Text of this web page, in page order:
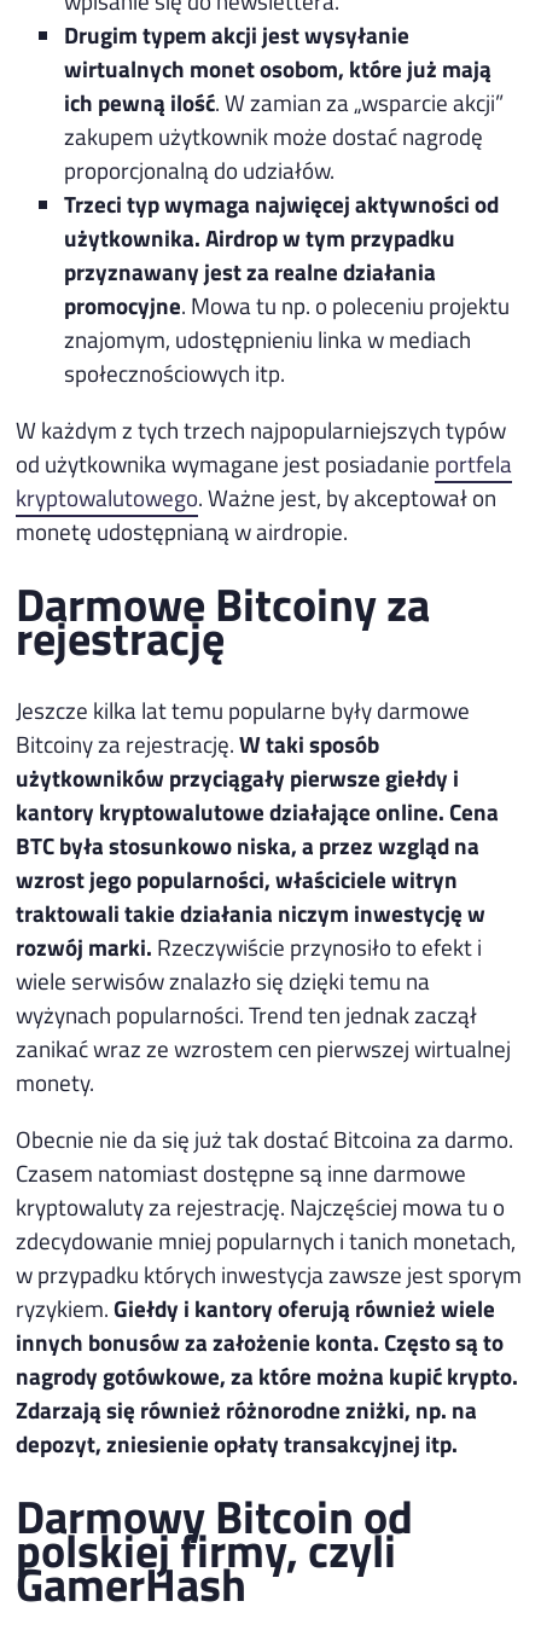
Drugim typem akcji jest wysyłanie
wirtualnych monet osobom, które już mają
ich pewną ilość. W zamian za „wsparcie akcji”
zakupem użytkownik może dostać nagrodę
proporcjonalną do udziałów.
Trzeci typ wymaga najwięcej aktywności od
użytkownika. Airdrop w tym przypadku
przyznawany jest za realne działania
promocyjne. Mowa tu np. o poleceniu projektu
znajomym, udostępnieniu linka w mediach
społecznościowych itp.
W każdym z tych trzech najpopularniejszych typów
od użytkownika wymagane jest posiadanie portfela
kryptowalutowego. Ważne jest, by akceptował on
monetę udostępnianą w airdropie.
Darmowe Bitcoiny za
rejestrację
Jeszcze kilka lat temu popularne były darmowe
Bitcoiny za rejestrację.W taki sposób
użytkowników przyciągały pierwsze giełdy i
kantory kryptowalutowe działające online. Cena
BTC była stosunkowo niska, a przez wzgląd na
wzrost jego popularności, właściciele witryn
traktowali takie działania niczym inwestycję w
rozwój marki. Rzeczywiście przynosiło to efekt i
wiele serwisów znalazło się dzięki temu na
wyżynach popularności. Trend ten jednak zaczął
zanikać wraz ze wzrostem cen pierwszej wirtualnej
monety.
Obecnie nie da się już tak dostać Bitcoina za darmo.
Czasem natomiast dostępne są inne darmowe
kryptowaluty za rejestrację. Najczęściej mowa tu o
zdecydowanie mniej popularnych i tanich monetach,
w przypadku których inwestycja zawsze jest sporym
ryzykiem.Giełdy i kantory oferują również wiele
innych bonusów za założenie konta. Często są to
nagrody gotówkowe, za które można kupić krypto.
Zdarzają się również różnorodne zniżki, np. na
depozyt, zniesienie opłaty transakcyjnej itp.
Darmowy Bitcoin od
polskiej firmy, czyli
GamerHash